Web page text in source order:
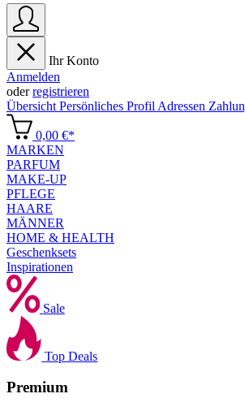
Ihr Konto
Anmelden
oderregistrieren
Übersicht Persönliches Profil Adressen
0,00 €*
MARKEN
PARFUM
MAKE-UP
PFLEGE
HAARE
MÄNNER
HOME & HEALTH
Geschenksets
Inspirationen
Sale
Top Deals
Premium